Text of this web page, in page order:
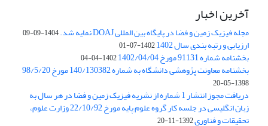
آخرین اخبار
مجله فیزیک زمین و فضا در پایگاه بین المللی DOAJ نمایه شد. 1404-09-09
ارزیابی و رتبه بندی سال 1402 1402-07-01
بخشنامه شماره 91131 مورخ 1402/04/04 1402-04-04
بخشنامه معاونت پژوهشی دانشگاه به شماره 140/130382 مورخ 98/5/20
1398-05-20
دریافت مجوز انتشار 1 شماره از نشریه فیزیک زمین و فضا در هر سال به
زبان انگلیسی در جلسه کار گروه علوم پایه مورخ 22/10/92 وزارت علوم،
تحقیقات و فناوری1392-11-20